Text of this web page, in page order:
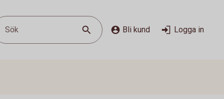
Sök Bli kund Logga in